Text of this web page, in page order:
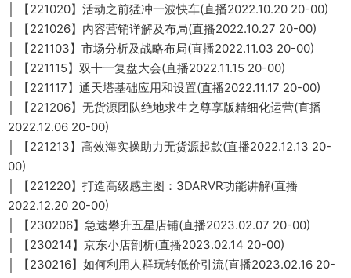
│ 【221020】活动之前猛冲一波快车(直播2022.10.20 20-00)
│ 【221026】内容营销详解及布局(直播2022.10.27 20-00)
│ 【221103】市场分析及战略布局(直播2022.11.03 20-00)
│ 【221115】双十一复盘大会(直播2022.11.15 20-00)
│ 【221117】通天塔基础应用和设置(直播2022.11.17 20-00)
│ 【221206】无货源团队绝地求生之尊享版精细化运营(直播
2022.12.06 20-00)
│ 【221213】高效海实操助力无货源起款(直播2022.12.13 20-
00)
│ 【221220】打造高级感主图：3DARVR功能讲解(直播
2022.12.20 20-00)
│ 【230206】急速攀升五星店铺(直播2023.02.07 20-00)
│ 【230214】京东小店剖析(直播2023.02.14 20-00)
│ 【230216】如何利用人群玩转低价引流(直播2023.02.16 20-